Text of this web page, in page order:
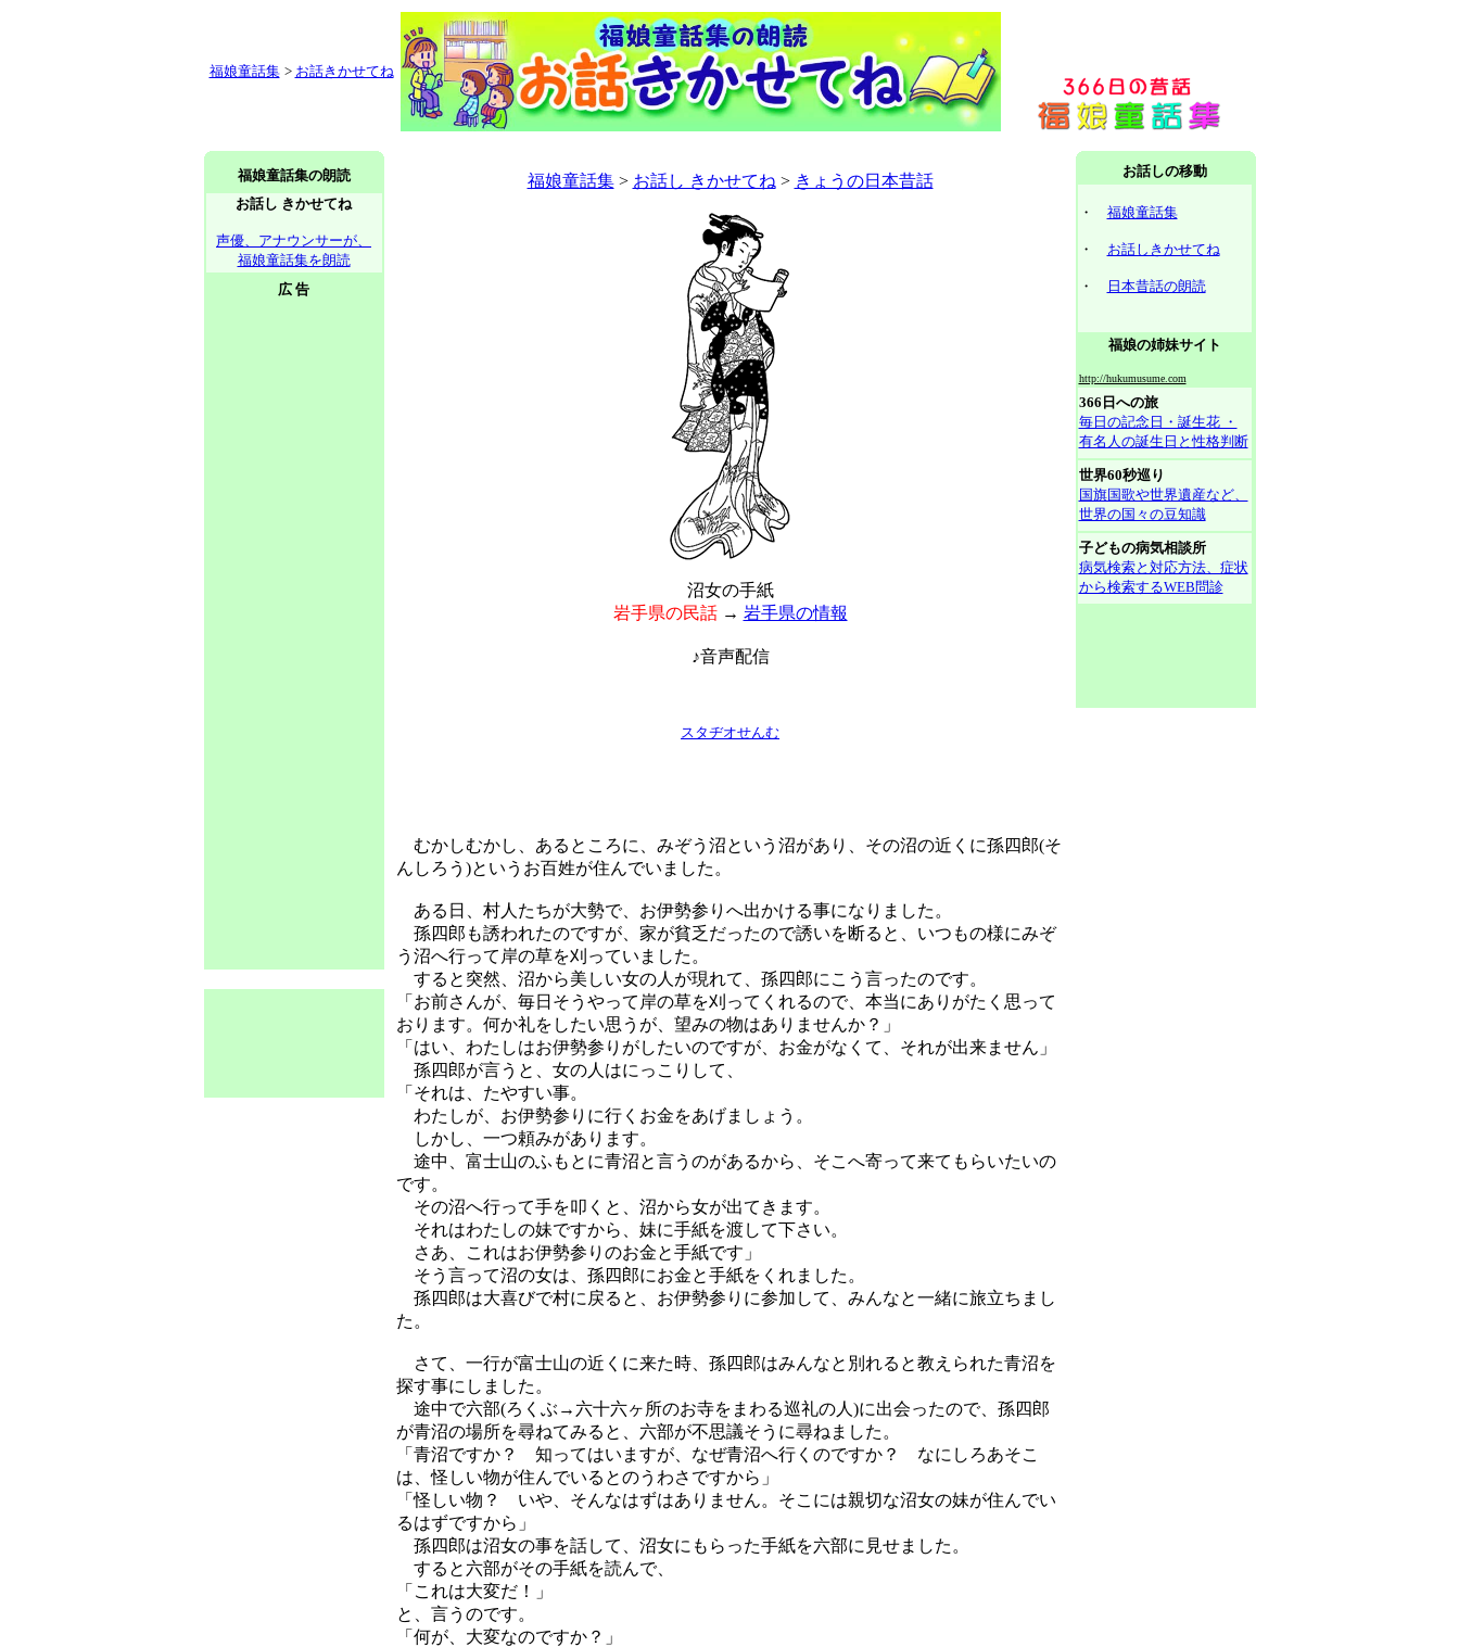
福娘童話集 > お話きかせてね
福娘童話集の朗読
お話し きかせてね
声優、アナウンサーが、
福娘童話集を朗読
広 告
福娘童話集> お話し きかせてね > きょうの日本昔話
沼女の手紙
岩手県の民話→ 岩手県の情報
♪音声配信
スタヂオせんむ
むかしむかし、あるところに、みぞう沼という沼があり、その沼の近くに孫四郎(そ
んしろう)というお百姓が住んでいました。
ある日、村人たちが大勢で、お伊勢参りへ出かける事になりました。
孫四郎も誘われたのですが、家が貧乏だったので誘いを断ると、いつもの様にみぞ
う沼へ行って岸の草を刈っていました。
すると突然、沼から美しい女の人が現れて、孫四郎にこう言ったのです。
「お前さんが、毎日そうやって岸の草を刈ってくれるので、本当にありがたく思って
おります。何か礼をしたい思うが、望みの物はありませんか？」
「はい、わたしはお伊勢参りがしたいのですが、お金がなくて、それが出来ません」
孫四郎が言うと、女の人はにっこりして、
「それは、たやすい事。
わたしが、お伊勢参りに行くお金をあげましょう。
しかし、一つ頼みがあります。
途中、富士山のふもとに青沼と言うのがあるから、そこへ寄って来てもらいたいの
です。
その沼へ行って手を叩くと、沼から女が出てきます。
それはわたしの妹ですから、妹に手紙を渡して下さい。
さあ、これはお伊勢参りのお金と手紙です」
そう言って沼の女は、孫四郎にお金と手紙をくれました。
孫四郎は大喜びで村に戻ると、お伊勢参りに参加して、みんなと一緒に旅立ちまし
た。
さて、一行が富士山の近くに来た時、孫四郎はみんなと別れると教えられた青沼を
探す事にしました。
途中で六部(ろくぶ→六十六ヶ所のお寺をまわる巡礼の人)に出会ったので、孫四郎
が青沼の場所を尋ねてみると、六部が不思議そうに尋ねました。
「青沼ですか？ 知ってはいますが、なぜ青沼へ行くのですか？ なにしろあそこ
は、怪しい物が住んでいるとのうわさですから」
「怪しい物？ いや、そんなはずはありません。そこには親切な沼女の妹が住んでい
るはずですから」
孫四郎は沼女の事を話して、沼女にもらった手紙を六部に見せました。
すると六部がその手紙を読んで、
「これは大変だ！」
と、言うのです。
「何が、大変なのですか？」
お話しの移動
・ 福娘童話集
・ お話しきかせてね
・ 日本昔話の朗読
福娘の姉妹サイト
http://hukumusume.com
366日への旅
毎日の記念日・誕生花 ・
有名人の誕生日と性格判断
世界60秒巡り
国旗国歌や世界遺産など、
世界の国々の豆知識
子どもの病気相談所
病気検索と対応方法、症状
から検索するWEB問診